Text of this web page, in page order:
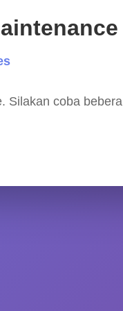
Silakan coba